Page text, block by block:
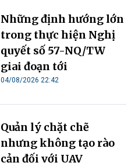
Những định hướng lớn
trong thực hiện Nghị
quyết số 57-NQ/TW
giai đoạn tới
04/08/2026 22:42
Quản lý chặt chẽ
nhưng không tạo rào
cản đối với UAV